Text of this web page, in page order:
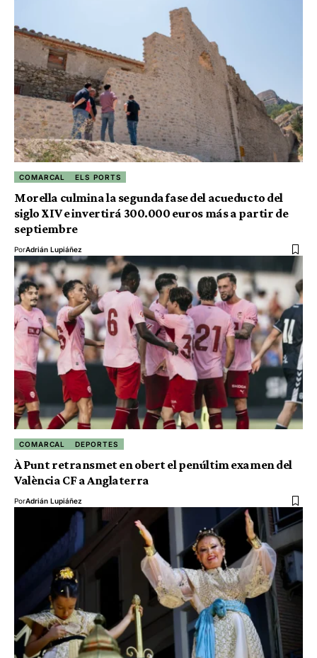
COMARCAL ELS PORTS
Morella culmina la segunda fase del acueducto del
siglo XIV e invertirá 300.000 euros más a partir de
septiembre
PorAdrián Lupiáñez
COMARCAL DEPORTES
À Punt retransmet en obert el penúltim examen del
València CF a Anglaterra
PorAdrián Lupiáñez